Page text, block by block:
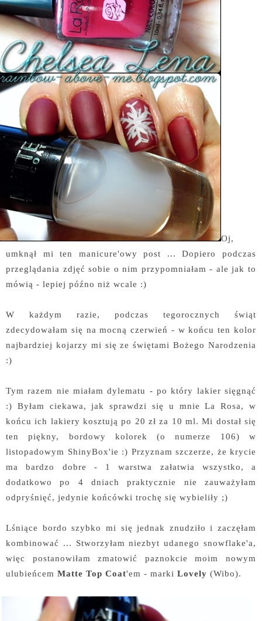
Oj,
umknął mi ten manicure'owy post ... Dopiero podczas
przeglądania zdjęć sobie o nim przypomniałam - ale jak to
mówią - lepiej późno niż wcale :)
W każdym razie, podczas tegorocznych świąt
zdecydowałam się na mocną czerwień - w końcu ten kolor
najbardziej kojarzy mi się ze świętami Bożego Narodzenia
:)
Tym razem nie miałam dylematu - po który lakier sięgnąć
:) Byłam ciekawa, jak sprawdzi się u mnie La Rosa, w
końcu ich lakiery kosztują po 20 zł za 10 ml. Mi dostał się
ten piękny, bordowy kolorek (o numerze 106) w
listopadowym ShinyBox'ie :) Przyznam szczerze, że krycie
ma bardzo dobre - 1 warstwa załatwia wszystko, a
dodatkowo po 4 dniach praktycznie nie zauważyłam
odpryśnięć, jedynie końcówki trochę się wybieliły ;)
Lśniące bordo szybko mi się jednak znudziło i zaczęłam
kombinować ... Stworzyłam niezbyt udanego snowflake'a,
więc postanowiłam zmatowić paznokcie moim nowym
ulubieńcem Matte Top Coat'em - marki Lovely (Wibo).